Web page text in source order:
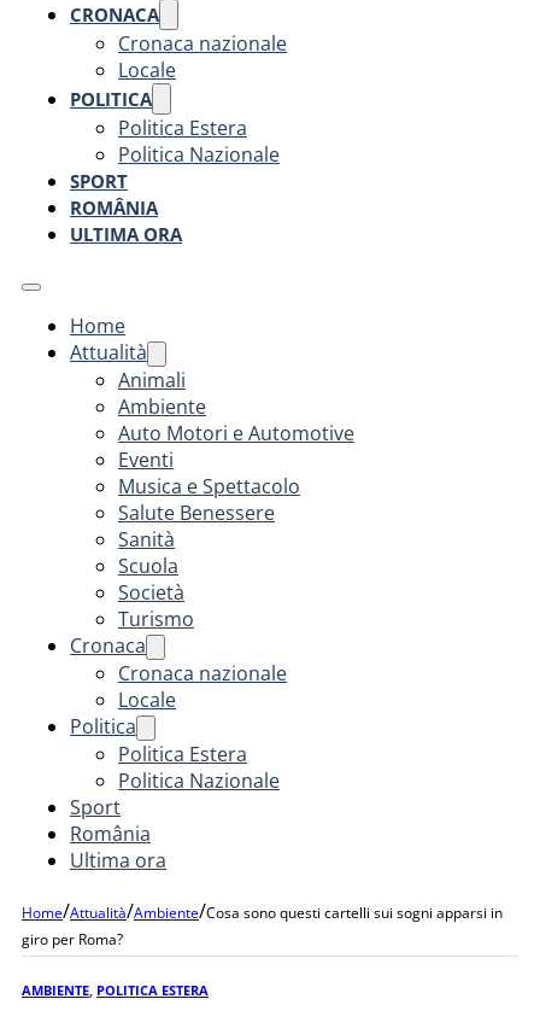
CRONACA
Cronaca nazionale
Locale
POLITICA
Politica Estera
Politica Nazionale
SPORT
ROMÂNIA
ULTIMA ORA
Home
Attualità
Animali
Ambiente
Auto Motori e Automotive
Eventi
Musica e Spettacolo
Salute Benessere
Sanità
Scuola
Società
Turismo
Cronaca
Cronaca nazionale
Locale
Politica
Politica Estera
Politica Nazionale
Sport
România
Ultima ora
Home/Attualità/Ambiente/Cosa sono questi cartelli sui sogni apparsi in
giro per Roma?
AMBIENTE POLITICA ESTERA